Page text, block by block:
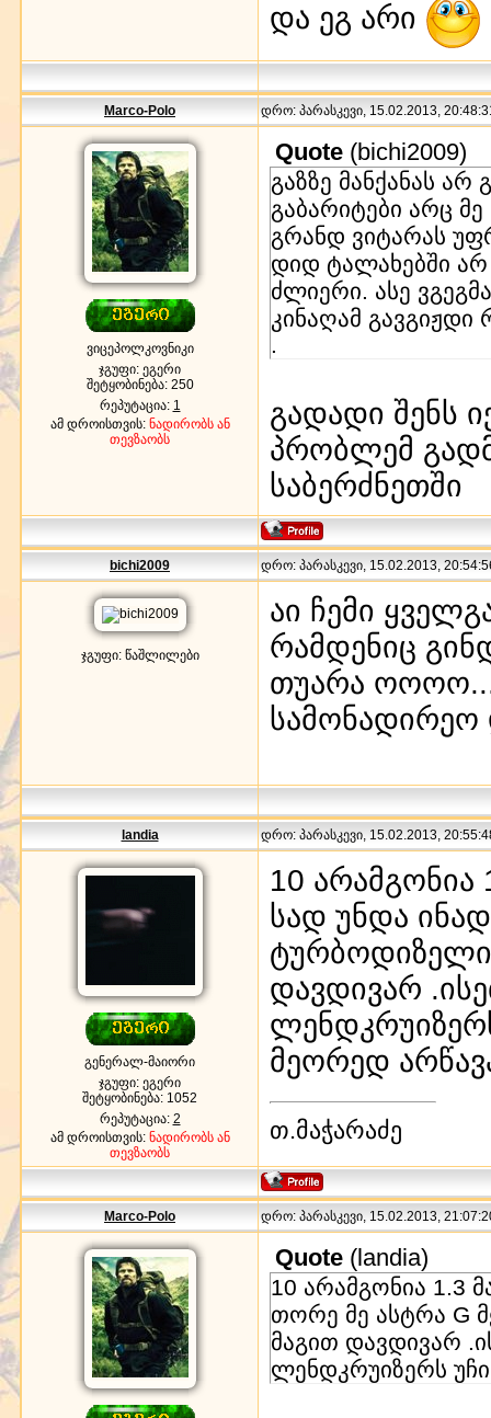
და ეგ არი
Marco-Polo დრო: პარასკევი, 15.02.2013,
ვიცეპოლკოვნიკი
ჯგუფი: ეგერი
შეტყობინება: 250
რეპუტაცია: 1
ამ დროისთვის: ნადირობს ან
თევზაობს
Quote (bichi2009)
გაზზე მანქანას არ
გაბარიტები არც მე
გრანდ ვიტარას
დიდ ტალახებში
ძლიერი. ასე
კინაღამ გავგიჟდი
.
გადადი შენს
პრობლემ
საბერძნეთში
bichi2009 დრო: პარასკევი, 15.02.2013,
ჯგუფი: წაშლილები
აი ჩემი
რამდენიც
თუარა
სამონადირეო
landia დრო: პარასკევი, 15.02.2013,
გენერალ-მაიორი
ჯგუფი: ეგერი
შეტყობინება: 1052
რეპუტაცია: 2
ამ დროისთვის: ნადირობს ან
თევზაობს
10 არამგონია
სად უნდა
დავდივარ
მეორედ
თ.მაჭარაძე
Marco-Polo დრო: პარასკევი, 15.02.2013,
Quote (landia)
10 არამგონია 1.3
თორე მე ასტრა G
მაგით დავდივარ
ლენდკრუიზერს